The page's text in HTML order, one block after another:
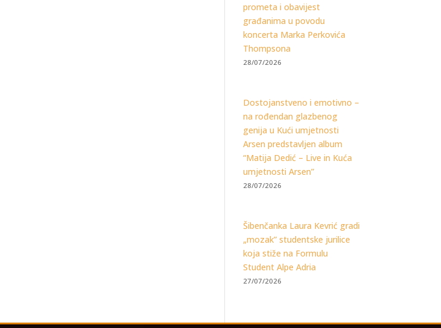
prometa i obavijest
građanima u povodu
koncerta Marka Perkovića
Thompsona
28/07/2026
Dostojanstveno i emotivno –
na rođendan glazbenog
genija u Kući umjetnosti
Arsen predstavljen album
“Matija Dedić – Live in Kuća
umjetnosti Arsen”
28/07/2026
Šibenčanka Laura Kevrić gradi
„mozak” studentske jurilice
koja stiže na Formulu
Student Alpe Adria
27/07/2026